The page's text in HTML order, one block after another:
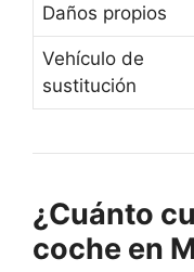
Daños propios
Vehículo de
sustitución
¿Cuánto
coche en